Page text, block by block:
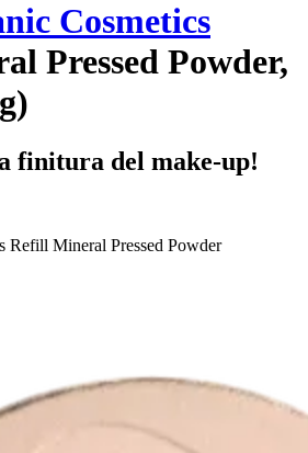
Cosmetics
Pressed Powder,
finitura del make-up!
Refill Mineral Pressed Powder